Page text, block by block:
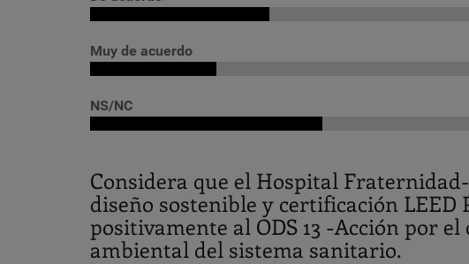
Muy de acuerdo
NS/NC
Considera que el Hospital
diseño sostenible y certificación
positivamente al ODS 13 -Acción por
ambiental del sistema sanitario.